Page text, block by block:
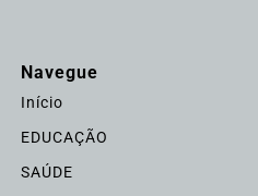
Navegue
Início
EDUCAÇÃO
SAÚDE